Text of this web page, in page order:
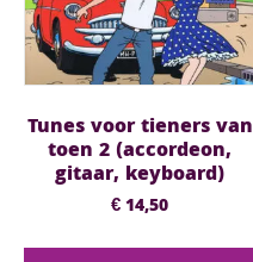
Tunes voor tieners van
toen 2 (accordeon,
gitaar, keyboard)
€14,50